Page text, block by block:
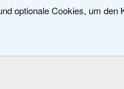
optionale Cookies, um